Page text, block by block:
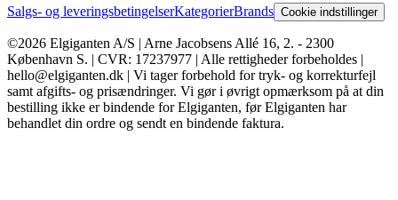
Salgs- og leveringsbetingelserKategorierBrands Cookie indstillinger
©2026 Elgiganten A/S | Arne Jacobsens Allé 16, 2. - 2300
København S. | CVR: 17237977 | Alle rettigheder forbeholdes |
hello@elgiganten.dk | Vi tager forbehold for tryk- og korrekturfejl
samt afgifts- og prisændringer. Vi gør i øvrigt opmærksom på at din
bestilling ikke er bindende for Elgiganten, før Elgiganten har
behandlet din ordre og sendt en bindende faktura.